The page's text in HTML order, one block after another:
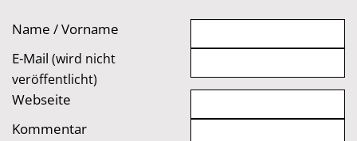
Name / Vorname
E-Mail (wird nicht
veröffentlicht)
Webseite
Kommentar